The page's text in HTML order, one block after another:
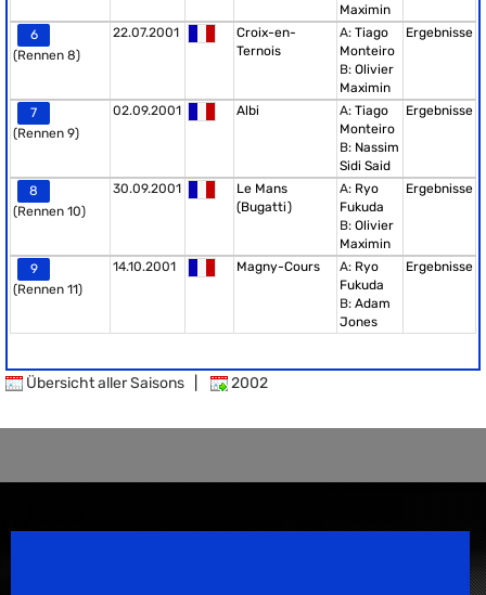
Maximin
6
(Rennen 8)
22.07.2001
Croix-en-
Ternois
A: Tiago
Monteiro
B: Olivier
Maximin
Ergebnisse
7
(Rennen 9)
02.09.2001 Albi A: Tiago
Monteiro
B: Nassim
Sidi Said
Ergebnisse
8
(Rennen 10)
30.09.2001
Le Mans
(Bugatti)
A: Ryo
Fukuda
B: Olivier
Maximin
Ergebnisse
9
(Rennen 11)
14.10.2001 Magny-Cours A: Ryo
Fukuda
B: Adam
Jones
Ergebnisse
Übersicht aller Saisons 2002